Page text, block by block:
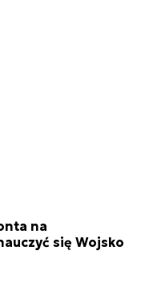
na
się Wojsko